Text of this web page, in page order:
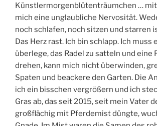
Künstlermorgenblütenträumchen …
mich eine unglaubliche Nervosität.
noch schlafen, noch sitzen und starren
Das Herz rast. Ich bin schlapp. Ich muss
überlege, das Radel zu satteln und eine
drehen, kann mich nicht überwinden,
Spaten und beackere den Garten. Die
ich ein bisschen vergrößern und ich
Gras ab, das seit 2015, seit mein Vater
großflächig mit Pferdemist düngte,